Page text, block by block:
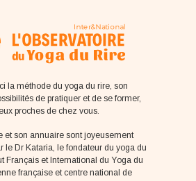
la méthode du yoga du rire, son
de pratiquer et de se former,
proches de chez vous.
et son annuaire sont joyeusement
le Dr Kataria, le fondateur du yoga du
Français et International du Yoga du
française et centre national de